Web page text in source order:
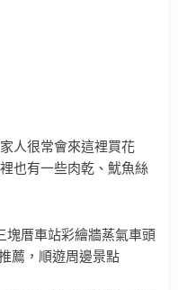
人很常會來這裡買花
也有一些肉乾、魷魚絲